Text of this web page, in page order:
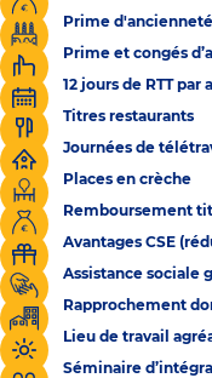
Prime
Prime et congés
12 jours de RTT par
Titres restaurants
Journées de
Places en crèche
Remboursement
Avantages CSE
Assistance sociale
Rapprochement
Lieu de travail
Séminaire